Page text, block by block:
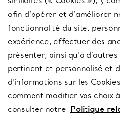
À PROPOS
QUESTIONS LÉGALES
SUIVEZ-NOUS
afin d’opérer et d’améliorer
fonctionnalité du site,
expérience, effectuer des
présenter, ainsi qu’à
pertinent et personnalisé et
d’informations sur les
comment modifier vos choix
consulter notre Politique